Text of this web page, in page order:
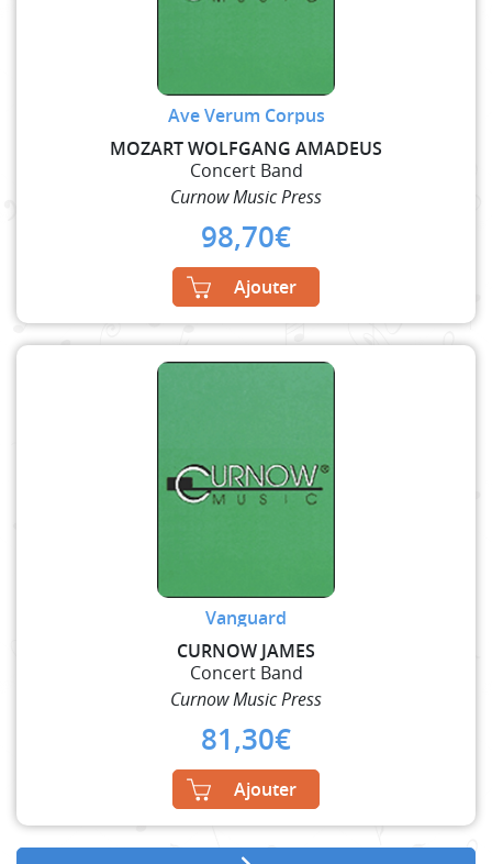
Ave Verum Corpus
MOZART WOLFGANG AMADEUS
Concert Band
Curnow Music Press
98,70€
Ajouter
Vanguard
CURNOW JAMES
Concert Band
Curnow Music Press
81,30€
Ajouter